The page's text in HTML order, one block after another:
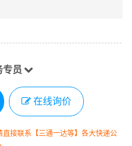
专员
在线询价
直接联系【三通一达等】各大快递公